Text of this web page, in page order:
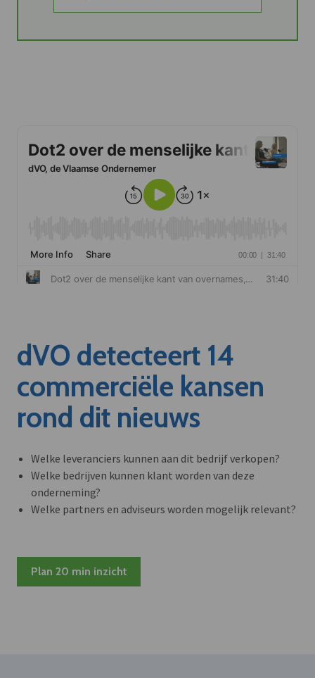
dVO detecteert 14
commerciële kansen
rond dit nieuws
Welke leveranciers kunnen aan dit bedrijf verkopen?
Welke bedrijven kunnen klant worden van deze
onderneming?
Welke partners en adviseurs worden mogelijk relevant?
Plan 20 min inzicht